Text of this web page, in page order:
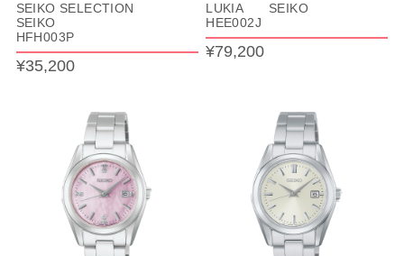
SEIKO SELECTION
SEIKO
HFH003P
¥35,200
LUKIA SEIKO
HEE002J
¥79,200